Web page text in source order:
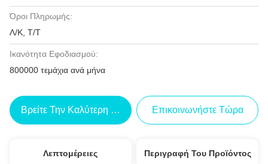
Όροι Πληρωμής:
Λ/Κ, Τ/Τ
Ικανότητα Εφοδιασμού:
800000 τεμάχια ανά μήνα
Βρείτε Την Καλύτερη Τιμή Επικοινωνήστε Τώρα
Λεπτομέρειες Περιγραφή Του Προϊόντος